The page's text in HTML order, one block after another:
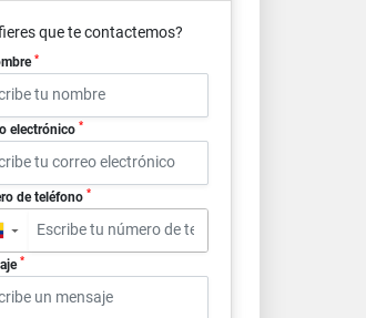
que te contactemos?
*
electrónico *
de teléfono *
▼
*